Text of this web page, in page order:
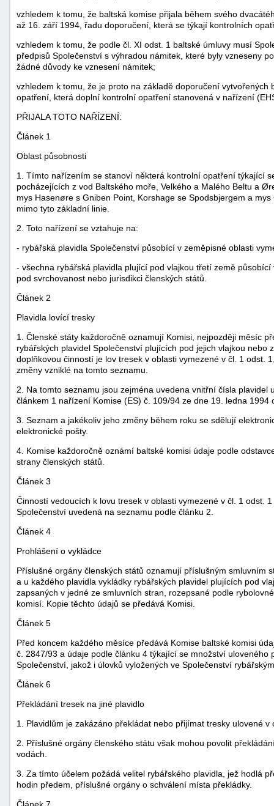
vzhledem k tomu, že baltská komise přijala během svého
až 16. září 1994, řadu doporučení, která se týkají kontrolních
vzhledem k tomu, že podle čl. XI odst. 1 baltské úmluvy musí
předpisů Společenství s výhradou námitek, které byly vzneseny
žádné důvody ke vznesení námitek;
vzhledem k tomu, že je proto na základě doporučení
opatření, která doplní kontrolní opatření stanovená v nařízení
PŘIJALA TOTO NAŘÍZENÍ:
Článek 1
Oblast působnosti
1. Tímto nařízením se stanoví některá kontrolní opatření týkající
pocházejících z vod Baltského moře, Velkého a Malého Beltu a
mys Hasenøre s Gniben Point, Korshage se Spodsbjergem a
mimo tyto základní linie.
2. Toto nařízení se vztahuje na:
- rybářská plavidla Společenství působící v zeměpisné oblasti
- všechna rybářská plavidla plující pod vlajkou třetí země
pod svrchovanost nebo jurisdikci členských států.
Článek 2
Plavidla lovící tresky
1. Členské státy každoročně oznamují Komisi, nejpozději měsíc
rybářských plavidel Společenství plujících pod jejich vlajkou nebo
doplňkovou činností je lov tresek v oblasti vymezené v čl. 1 odst.
změny vzniklé na tomto seznamu.
2. Na tomto seznamu jsou zejména uvedena vnitřní čísla plavidel
článkem 1 nařízení Komise (ES) č. 109/94 ze dne 19. ledna
3. Seznam a jakékoliv jeho změny během roku se sdělují
elektronické pošty.
4. Komise každoročně oznámí baltské komisi údaje podle
strany členských států.
Článek 3
Činností vedoucích k lovu tresek v oblasti vymezené v čl. 1 odst.
Společenství uvedená na seznamu podle článku 2.
Článek 4
Prohlášení o vykládce
Příslušné orgány členských států oznamují příslušným smluvním
a u každého plavidla vykládky rybářských plavidel plujících pod
zapsaných v jedné ze smluvních stran, rozepsané podle
komisí. Kopie těchto údajů se předává Komisi.
Článek 5
Před koncem každého měsíce předává Komise baltské komisi
č. 2847/93 a údaje podle článku 4 týkající se množství uloveného
Společenství, jakož i úlovků vyložených ve Společenství
Článek 6
Překládání tresek na jiné plavidlo
1. Plavidlům je zakázáno překládat nebo přijímat tresky ulovené
2. Příslušné orgány členského státu však mohou povolit
vodách.
3. Za tímto účelem požádá velitel rybářského plavidla, jež hodlá
hodin předem, příslušné orgány o schválení místa překládky.
Článek 7
+náhrady
-